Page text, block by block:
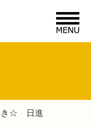
MENU
き☆ 日進